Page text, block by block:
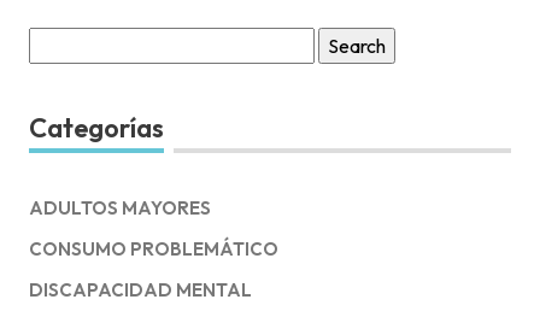
for:
Categorías
ADULTOS MAYORES
CONSUMO PROBLEMÁTICO
DISCAPACIDAD MENTAL